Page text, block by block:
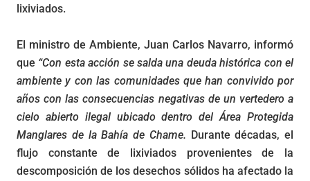
lixiviados.
El ministro de Ambiente, Juan Carlos Navarro, informó
que “Con esta acción se salda una deuda histórica con el
ambiente y con las comunidades que han convivido por
años con las consecuencias negativas de un vertedero a
cielo abierto ilegal ubicado dentro del Área Protegida
Manglares de la Bahía de Chame. Durante décadas, el
flujo constante de lixiviados provenientes de la
descomposición de los desechos sólidos ha afectado la